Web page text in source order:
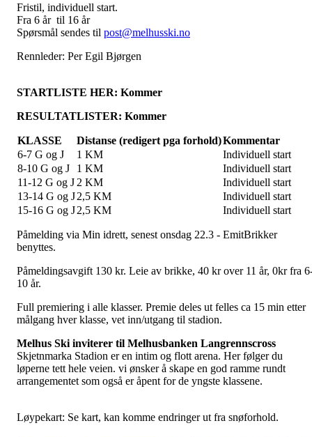
Fristil, individuell start.
Fra 6 år til 16 år
Spørsmål sendes til post@melhusski.no
Rennleder: Per Egil Bjørgen
STARTLISTE HER: Kommer
RESULTATLISTER: Kommer
KLASSE Distanse (redigert pga forhold)Kommentar
6-7 G og J
1 KM
Individuell start
8-10 G og J
1 KM
Individuell start
11-12 G og J 2 KM
Individuell start
13-14 G og J2,5 KM
Individuell start
15-16 G og J2,5 KM Individuell start
Påmelding via Min idrett, senest onsdag 22.3 - EmitBrikker
benyttes.
Påmeldingsavgift 130 kr. Leie av brikke, 40 kr over 11 år, 0kr fra
10 år.
Full premiering i alle klasser. Premie deles ut felles ca 15 min etter
målgang hver klasse, vet inn/utgang til stadion.
Melhus Ski inviterer til Melhusbanken Langrennscross
Skjetnmarka Stadion er en intim og flott arena. Her følger du
løperne tett hele veien. vi ønsker å skape en god ramme rundt
arrangementet som også er åpent for de yngste klassene.
Løypekart: Se kart, kan komme endringer ut fra snøforhold.